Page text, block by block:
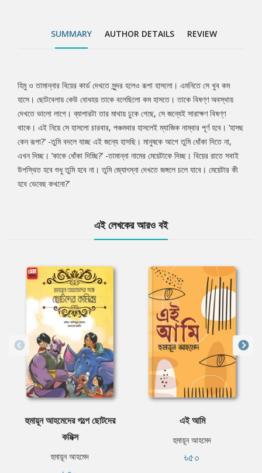
SUMMARY AUTHOR DETAILS REVIEW
Tab
Article
হিমু ও তামান্নার বিয়ের কার্ড দেখতে সুন্দর হলেও রূপা হাসলো। এমনিতে সে খুব কম
হাসে। ছোটবেলায় কেউ বোধহয় তাকে বলেছিলো কম হাসতে। তাকে বিষণ্ণ অবস্থায়
দেখতে ভালো লাগে। ব্যাপারটা তার মাথায় ঢুকে গেছে, সে জন্যেই সারাক্ষণ বিষণ্ণ
থাকে। এই নিয়ে সে হাসলো চারবার, পঞ্চমবার হাসলেই ম্যাজিক নাম্বার পূর্ণ হবে। ‘হাসছ
কেন রূপা?’ -তুমি বদলে যাচ্ছ এই জন্যে হাসছি। মানুষকে আগে তুমি ধোঁকা দিতে না,
এখন দিচ্ছ। ‘কাকে ধোঁকা দিচ্ছি?’ -তামান্না নামের মেয়েটাকে দিচ্ছ। বিয়ের রাতে সবাই
উপস্থিত হবে শুধু তুমি হবে না। তুমি জ্যোৎস্না দেখতে জঙ্গলে চলে যাবে। মেয়েটার কী
হবে ভেবেছ কখনো?’
এই লেখকের আরও বই
হুমায়ূন আহমেদের গল্পে ছোটদের
কমিক্স
হুমায়ূন আহমেদ
এই আমি
হুমায়ূন আহমেদ
৳৫০